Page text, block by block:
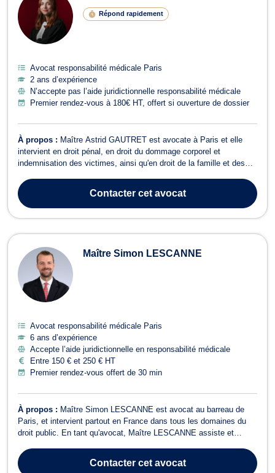
Répond rapidement
Avocat responsabilité médicale Paris
2 ans d’expérience
N’accepte pas l’aide juridictionnelle responsabilité médicale
Premier rendez-vous à 180€ HT, offert si ouverture de dossier
À propos : Maître Astrid GAUTRET est avocate à Paris et elle
intervient en droit pénal, en droit du dommage corporel et
indemnisation des victimes, ainsi qu'en droit de la famille et des
accepte les affaires relatives au droit pénal, et au droit pénal des
affaires. Elle représe...Contactercet avocat
Maître Simon LESCANNE
Avocat responsabilité médicale Paris
6 ans d’expérience
Accepte l’aide juridictionnelle en responsabilité médicale
Entre 150 € et 250 € HT
Premier rendez-vous offert de 30 min
À propos : Maître Simon LESCANNE est avocat au barreau de
Paris, et intervient partout en France dans tous les domaines du
droit public. En tant qu'avocat, Maître LESCANNE assiste et
domaines suivants : Droit de l'urbanisme : (audit de permis de
construire, contestati...Contactercet avocat